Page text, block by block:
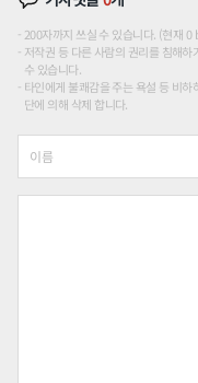
200자까지 쓰실 수 있습니다. (현재
저작권 등 다른 사람의 권리를 침해
수 있습니다.
타인에게 불쾌감을 주는 욕설 등 비
단에 의해 삭제 합니다.